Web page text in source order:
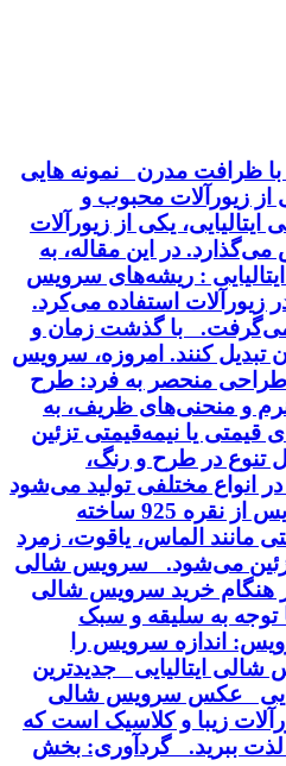
با ظرافت مدرن نمونه هایی
از زیورآلات محبوب و
یکی از زیورآلات
در این مقاله، به
: ریشه‌های سرویس
زیورآلات استفاده می‌کرد.
می‌گرفت. با گذشت زمان و
تبدیل کنند. امروزه، سرویس
طراحی منحصر به فرد: طرح
و منحنی‌های ظریف، به
یا نیمه‌قیمتی تزئین
تنوع در طرح و رنگ،
انواع مختلفی تولید می‌شود
که از نظر جنس، طرح و سنگ‌های تزئینی با هم تفاوت دارند. برخی از انواع رایج این سرویس عبارتند از: سرویس شالی نقره: این نوع سرویس از نقره 925 ساخته
عیار ساخته می‌شود و با سنگ‌های قیمتی مانند الماس، یاقوت، زمرد
تزئین می‌شود. سرویس شالی
هنگام خرید سرویس شالی
به سلیقه و سبک
اندازه سرویس را
ایتالیایی جدیدترین
عکس سرویس شالی
زیبا و کلاسیک است که
لذت ببرید. گردآوری: بخش